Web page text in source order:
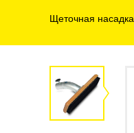
Щеточная насадка